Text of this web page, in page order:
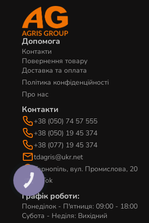
Допомога
Контакти
Повернення товару
Доставка та оплата
Політика конфіденційності
Про нас
Контакти
+38 (050) 74 57 555
+38 (050) 19 45 374
+38 (077) 19 45 374
tdagris@ukr.net
Тернопіль, вул. Промислова, 20
TikTok
Графік роботи:
Понеділок - П'ятниця: 09:00 - 18:00
Субота - Неділя: Вихідний
КНОПКА
ЗВ'ЯЗКУ